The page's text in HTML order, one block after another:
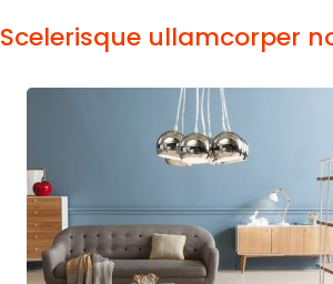
Scelerisque ullamcorper